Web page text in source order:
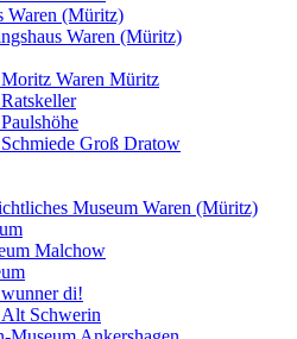
Waren (Müritz)
Waren (Müritz)
Moritz Waren Müritz
Groß Dratow
Museum Waren (Müritz)
Malchow
di!
Schwerin